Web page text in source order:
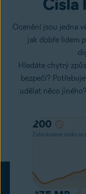
Ocenění jsou jedna
jak dobře lidem
Hledáte chytrý
bezpečí?
udělat něco
160
Zablokované útoky za